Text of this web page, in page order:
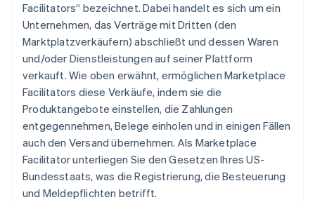
Facilitators“ bezeichnet. Dabei handelt es sich um ein
Unternehmen, das Verträge mit Dritten (den
Marktplatzverkäufern) abschließt und dessen Waren
und/oder Dienstleistungen auf seiner Plattform
verkauft. Wie oben erwähnt, ermöglichen Marketplace
Facilitators diese Verkäufe, indem sie die
Produktangebote einstellen, die Zahlungen
entgegennehmen, Belege einholen und in einigen Fällen
auch den Versand übernehmen. Als Marketplace
Facilitator unterliegen Sie den Gesetzen Ihres US-
Bundesstaats, was die Registrierung, die Besteuerung
und Meldepflichten betrifft.